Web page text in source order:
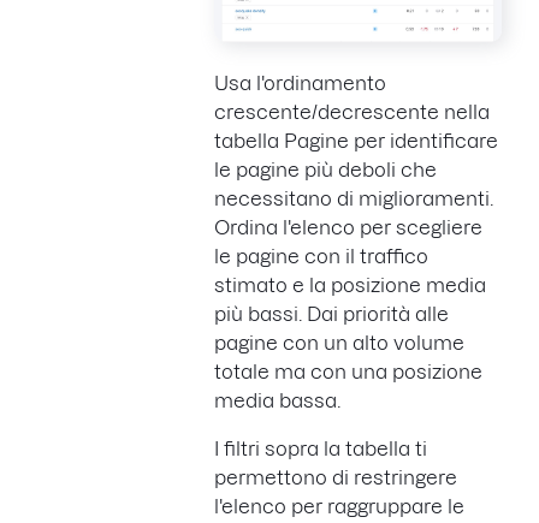
Usa l'ordinamento
crescente/decrescente nella
tabella Pagine per identificare
le pagine più deboli che
necessitano di miglioramenti.
Ordina l'elenco per scegliere
le pagine con il traffico
stimato e la posizione media
più bassi. Dai priorità alle
pagine con un alto volume
totale ma con una posizione
media bassa.
I filtri sopra la tabella ti
permettono di restringere
l'elenco per raggruppare le